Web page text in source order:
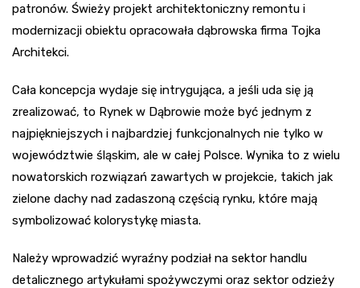
patronów. Świeży projekt architektoniczny remontu i
modernizacji obiektu opracowała dąbrowska firma Tojka
Architekci.
Cała koncepcja wydaje się intrygująca, a jeśli uda się ją
zrealizować, to Rynek w Dąbrowie może być jednym z
najpiękniejszych i najbardziej funkcjonalnych nie tylko w
województwie śląskim, ale w całej Polsce. Wynika to z wielu
nowatorskich rozwiązań zawartych w projekcie, takich jak
zielone dachy nad zadaszoną częścią rynku, które mają
symbolizować kolorystykę miasta.
Należy wprowadzić wyraźny podział na sektor handlu
detalicznego artykułami spożywczymi oraz sektor odzieży